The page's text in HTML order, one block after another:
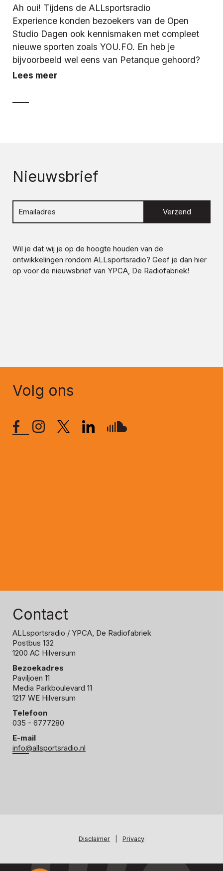
Ah oui! Tijdens de ALLsportsradio
Experience konden bezoekers van de Open
Studio Dagen ook kennismaken met compleet
nieuwe sporten zoals YOU.FO. En heb je
bijvoorbeeld wel eens van Petanque gehoord?
Lees meer
Nieuwsbrief
Verzend
Wil je dat wij je op de hoogte houden van de
ontwikkelingen rondom ALLsportsradio? Geef je dan hier
op voor de nieuwsbrief van YPCA, De Radiofabriek!
Volg ons
Contact
ALLsportsradio / YPCA, De Radiofabriek
Postbus 132
1200 AC Hilversum
Bezoekadres
Paviljoen 11
Media Parkboulevard 11
1217 WE Hilversum
Telefoon
035 - 6777280
E-mail
info@allsportsradio.nl
Disclaimer Privacy